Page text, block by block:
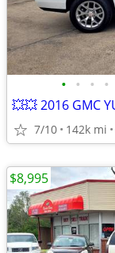
• • • •
7/10 142k mi
$8,995